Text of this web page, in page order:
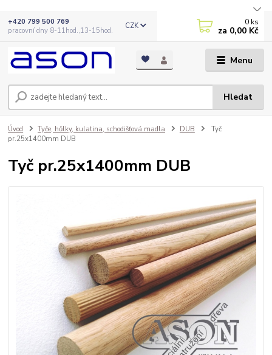
Menu
CZK
Hledat
+420 799 500 769
pracovní dny 8-11hod.,13-15hod.
0 ks
za 0,00 Kč
Úvod Tyče, hůlky, kulatina, schodišťová madla DUB
Tyč
pr.25x1400mm DUB
Tyč pr.25x1400mm DUB